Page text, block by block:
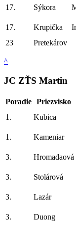
17. Sýkora
17. Krupička
23
Pretekárov
^
JC ZŤS Martin
Poradie Priezvisko
1.
Kubica
1. Kameniar
3. Hromadaová
3. Stolárová
3. Lazár
3. Duong